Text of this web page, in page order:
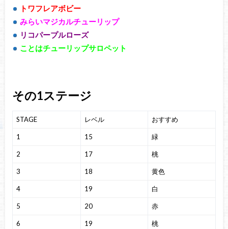
トワフレアボビー
みらいマジカルチューリップ
リコパープルローズ
ことはチューリップサロペット
その1ステージ
STAGE レベル おすすめ
1 15 緑
2 17 桃
3 18 黄色
4 19 白
5 20 赤
6 19 桃